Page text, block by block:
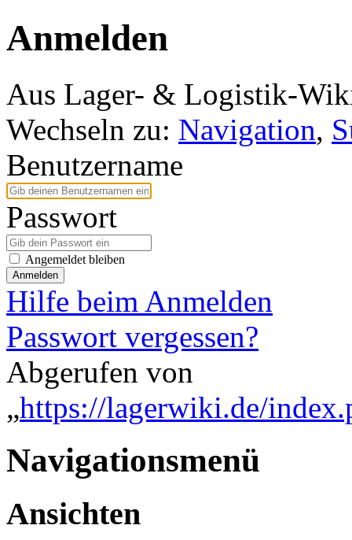
Anmelden
Aus Lager- & Logistik-
Wechseln zu: Navigation,
Benutzername
Passwort
Angemeldet bleiben
Anmelden
Hilfe beim Anmelden
Passwort vergessen?
Abgerufen von
„https://lagerwiki.de/
Navigationsmenü
Ansichten